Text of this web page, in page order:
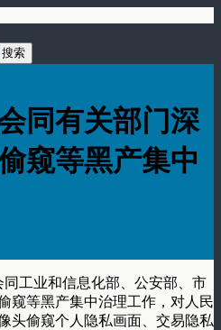
同有关部门深
窥等黑产集中
工业和信息化部、公安部、市
窥等黑产集中治理工作，对人民
头偷窥个人隐私画面、交易隐私